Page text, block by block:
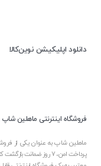
دانلود اپلیکیشن نوین‌کالا
فروشگاه اینترنتی ماهلین
ماهلین شاپ به عنوان یکی از
پرداخت امن، 7 روز